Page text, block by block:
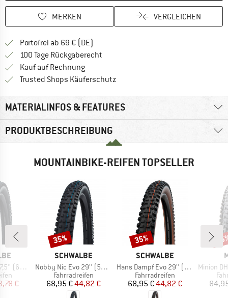
MERKEN VERGLEICHEN
Portofrei ab 69 € (DE)
100 Tage Rückgaberecht
Kauf auf RechnungFinde die Zahlungs-Infos hier! Öffnet
Trusted Shops Käuferschutz
MATERIALINFOS & FEATURES
PRODUKTBESCHREIBUNG
MOUNTAINBIKE-REIFEN TOPSELLER
Trail TLE
Preis
€
MARKE
SCHWALBE
Artikel
Nobby Nic Evo 29'' (57-622) Super Ground FB TLE
Produktgruppe
Fahrradreifen
Preis
68,95 €reduzierter Preis
44,82 €
Rabatt
35%
MARKE
SCHWALBE
Artikel
Hans Dampf Evo 29'' (60-622) Super Trail TLE
Produktgruppe
Fahrradreifen
Preis
68,95 €reduzierter Preis
44,82 €
Rabatt
35%
Artikel
Minion DHR II 27,5''